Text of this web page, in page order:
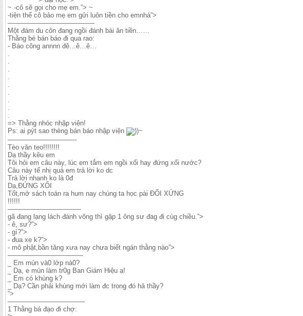
~ -cô sẽ gọi cho mẹ em.”> ~
-tiện thể cô bảo mẹ em gửi luôn tiền cho emnhá”>
—————————————
Một đám du côn đang ngồi đánh bài ăn tiền……
Thằng bé bán báo đi qua rao:
- Báo công annnn đê…ê…ê…
.
.
.
.
.
.
.
.
.
=> Thằng nhóc nhập viện!
Ps: ai pýt sao thèng bán báo nhập viện
))~
——————————-
Tèo văn teo!!!!!!!!
Dạ thầy kêu em
Tôi hỏi em câu này, lúc em tắm em ngồi xối hay đứng xối nước?
Câu này tế nhị quá em trả lời ko dc
Trả lời nhanh ko là 0đ
Dạ,ĐỨNG XỐI
Tốt,mở sách toán ra hum nay chúng ta học pài ĐỐI XỨNG
!!!!!!
———————————
gã đang lạng lách đánh võng thì gặp 1 ông sư đag đi cùg chiều.”>
- ê, sư?”>
- gì?”>
- đua xe k?”>
- mô phật,bần tăng xưa nay chưa biết ngán thằng nào”>
———————————-
_ Em mún và0 lớp nà0?
_ Dạ, e mún làm tr0g Ban Giám Hiệu ạ!
_ Em có khùng k?
_ Dạ? Cần phải khùng mới làm đc trong đó hả thầy?
“>
———————————–
1 Thằng bá đạo đi chợ: